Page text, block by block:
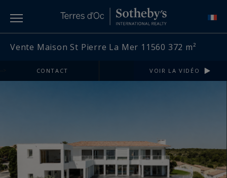
Vente Maison St Pierre La Mer 11560 372 m²
CONTACT VOIR LA VIDÉO